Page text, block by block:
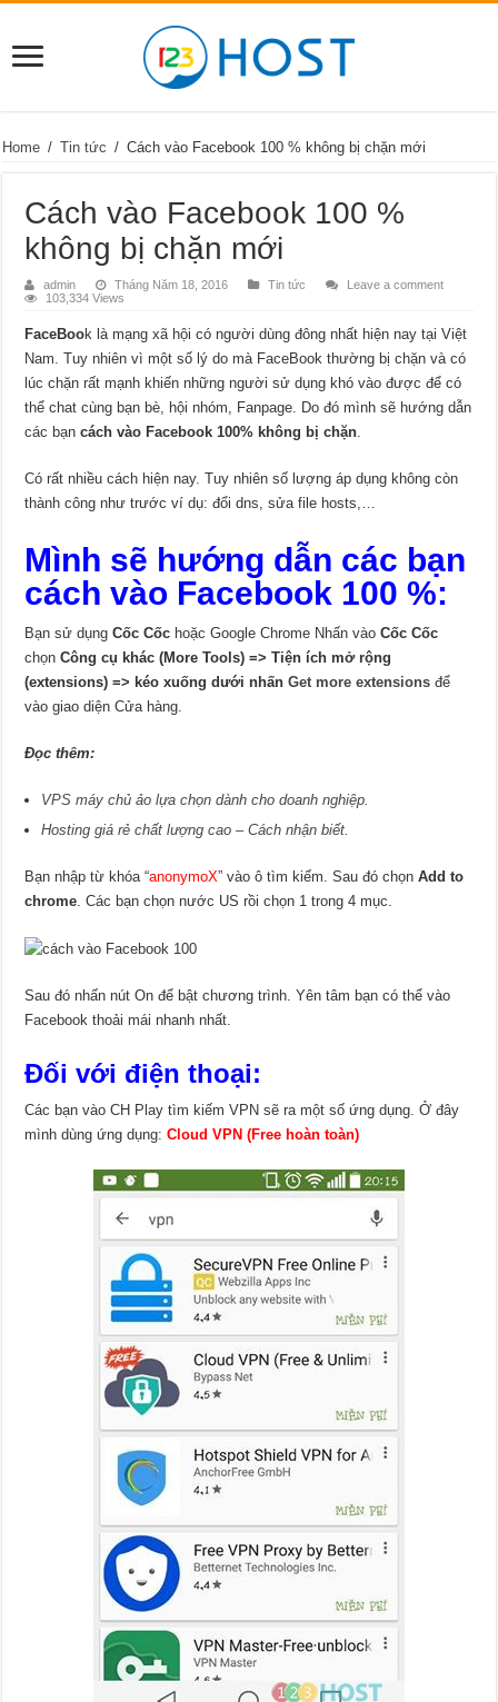
Home / Tin tức / Cách vào Facebook 100 % không bị chặn mới
Cách vào Facebook 100 %
không bị chặn mới
admin Tháng Năm 18, 2016 Tin tức
Leave a comment
103,334 Views
FaceBook là mạng xã hội có người dùng đông nhất hiện nay tại Việt
Nam. Tuy nhiên vì một số lý do mà FaceBook thường bị chặn và có
lúc chặn rất mạnh khiến những người sử dụng khó vào được để có
thể chat cùng bạn bè, hội nhóm, Fanpage. Do đó mình sẽ hướng dẫn
các bạncách vào Facebook 100% không bị chặn.
Có rất nhiều cách hiện nay. Tuy nhiên số lượng áp dụng không còn
thành công như trước ví dụ: đổi dns, sửa file hosts,…
Mình sẽ hướng dẫn các bạn
cách vào Facebook 100 %:
Bạn sử dụngCốc Cốc hoặc Google Chrome Nhấn vàoCốc Cốc
chọnCông cụ khác (More Tools) => Tiện ích mở rộng
(extensions) => kéo xuống dưới nhấnGet more extensions để
vào giao diện Cửa hàng.
Đọc thêm:
VPS máy chủ ảo lựa chọn dành cho doanh nghiệp.
Hosting giá rẻ chất lượng cao – Cách nhận biết.
Bạn nhập từ khóa “anonymoX” vào ô tìm kiếm. Sau đó chọnAdd to
chrome. Các bạn chọn nước US rồi chọn 1 trong 4 mục.
Sau đó nhấn nút On để bật chương trình. Yên tâm bạn có thể vào
Facebook thoải mái nhanh nhất.
Đối với điện thoại:
Các bạn vào CH Play tìm kiếm VPN sẽ ra một số ứng dụng. Ở đây
mình dùng ứng dụng:Cloud VPN (Free hoàn toàn)